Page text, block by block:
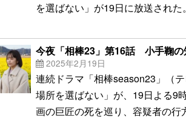
を選ばない」が19日に放送された。
今夜「相棒23」第16話 小手鞠の
2025年2月19日
連続ドラマ「相棒season23」（
場所を選ばない」が、19日よる9
画の巨匠の死を巡り、容疑者の行